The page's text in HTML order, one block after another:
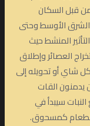
قبل السكان
الأوسط وحتى
المنشط حيث
العصائر وإطلاق
شاي أو تحويله إلى
القات
من قطع النبات سيبدأ في
الطعام كمسحوق.